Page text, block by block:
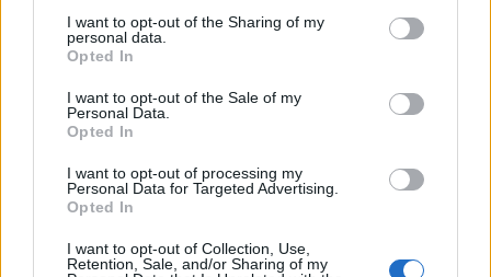
not limited to your visit or usage behaviour. You may click to
grant or deny consent to Google and its third-party tags to
use your data for below specified purposes in below Google
consent section.
I want to opt-out of the Sharing of my
personal data.
Opted In
I want to opt-out of the Sale of my
Personal Data.
Opted In
I want to opt-out of processing my
Personal Data for Targeted Advertising.
Opted In
I want to opt-out of Collection, Use,
Retention, Sale, and/or Sharing of my
M1 bővítés: már zajlik a teljesen új Bicske Kelet